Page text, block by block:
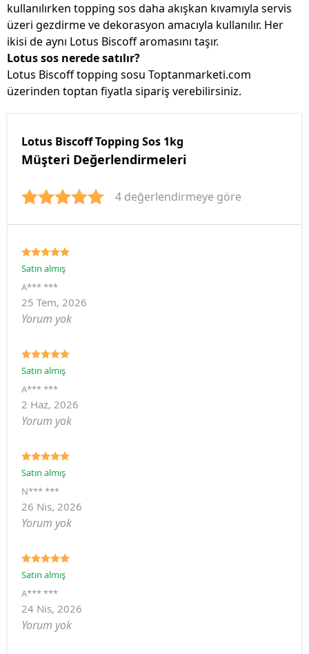
kullanılırken topping sos daha akışkan kıvamıyla servis
üzeri gezdirme ve dekorasyon amacıyla kullanılır. Her
ikisi de aynı Lotus Biscoff aromasını taşır.
Lotus sos nerede satılır?
Lotus Biscoff topping sosu Toptanmarketi.com
üzerinden toptan fiyatla sipariş verebilirsiniz.
Lotus Biscoff Topping Sos 1kg
Müşteri Değerlendirmeleri
4 değerlendirmeye göre
Satın almış
A*** ***
25 Tem, 2026
Yorum yok
Satın almış
A*** ***
2 Haz, 2026
Yorum yok
Satın almış
N*** ***
26 Nis, 2026
Yorum yok
Satın almış
A*** ***
24 Nis, 2026
Yorum yok